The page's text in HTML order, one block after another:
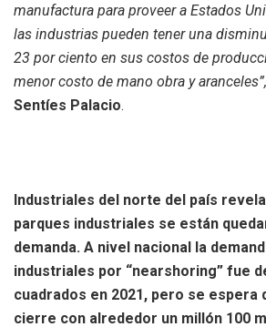
manufactura para proveer a Estados
las industrias pueden tener una
23 por ciento en sus costos de
menor costo de mano obra y aranceles”,
Sentíes Palacio.
Industriales del norte del país
parques industriales se están
demanda. A nivel nacional la
industriales por “nearshoring” fue
cuadrados en 2021, pero se espera
cierre con alrededor un millón 100